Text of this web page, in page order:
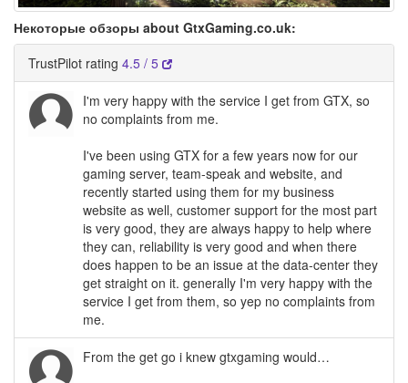
Некоторые обзоры about GtxGaming.co.uk:
TrustPilot rating 4.5 / 5
I'm very happy with the service I get from GTX, so
no complaints from me.
I've been using GTX for a few years now for our
gaming server, team-speak and website, and
recently started using them for my business
website as well, customer support for the most part
is very good, they are always happy to help where
they can, reliability is very good and when there
does happen to be an issue at the data-center they
get straight on it. generally I'm very happy with the
service I get from them, so yep no complaints from
me.
From the get go i knew gtxgaming would…